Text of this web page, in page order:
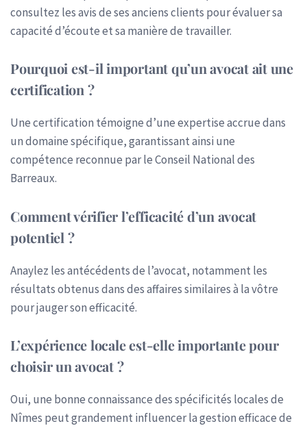
consultez les avis de ses anciens clients pour évaluer sa
capacité d’écoute et sa manière de travailler.
Pourquoi est-il important qu’un avocat ait une
certification ?
Une certification témoigne d’une expertise accrue dans
un domaine spécifique, garantissant ainsi une
compétence reconnue par le Conseil National des
Barreaux.
Comment vérifier l’efficacité d’un avocat
potentiel ?
Anaylez les antécédents de l’avocat, notamment les
résultats obtenus dans des affaires similaires à la vôtre
pour jauger son efficacité.
L’expérience locale est-elle importante pour
choisir un avocat ?
Oui, une bonne connaissance des spécificités locales de
Nîmes peut grandement influencer la gestion efficace de